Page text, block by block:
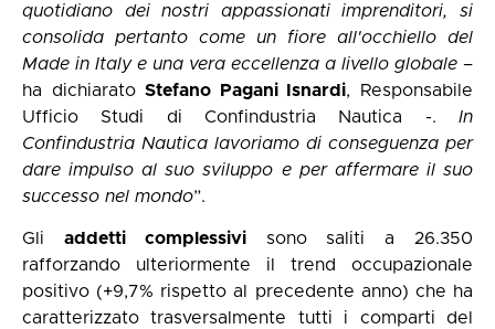
quotidiano dei nostri appassionati imprenditori, si
consolida pertanto come un fiore all'occhiello del
Made in Italy e una vera eccellenza a livello globale –
ha dichiaratoStefano Pagani Isnardi, Responsabile
Ufficio Studi di Confindustria Nautica -. In
Confindustria Nautica lavoriamo di conseguenza per
dare impulso al suo sviluppo e per affermare il suo
successo nel mondo”.
Gli addetti complessivisono saliti a 26.350
rafforzando ulteriormente il trend occupazionale
positivo (+9,7% rispetto al precedente anno) che ha
caratterizzato trasversalmente tutti i comparti del